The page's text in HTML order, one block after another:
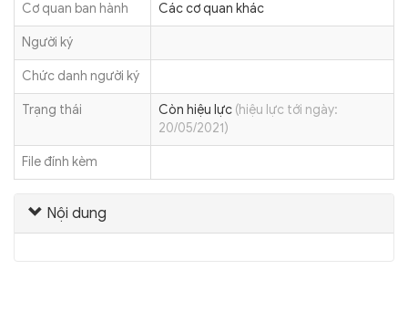
Cơ quan ban hành Các cơ quan khác
Người ký
Chức danh người ký
Trạng thái Còn hiệu lực (hiệu lực tới ngày:
20/05/2021)
File đính kèm
Nội dung